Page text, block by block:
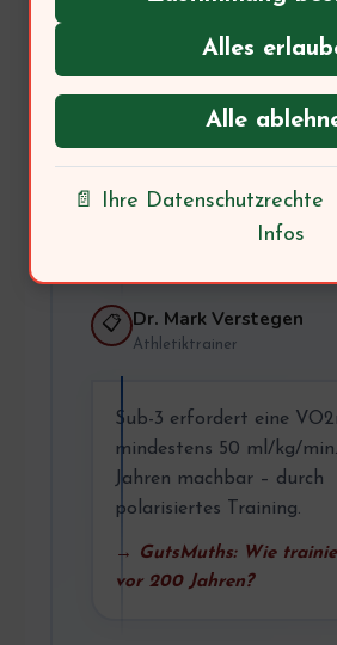
Thomas, 42
Hobbyläufer
Ich möchte meinen ersten
Ist das mit 42 Jahren
Trainingswissenschaft?
📋 Dr. Mark Verstegen
Athletiktrainer
Sub-3 erfordert eine
mindestens 50 ml/kg/
Jahren machbar – durch
polarisiertes Training.
→ GutsMuths: Wie
vor 200 Jahren?
Alles
Alle
📄 Ihre Datenschutzrechte
Infos